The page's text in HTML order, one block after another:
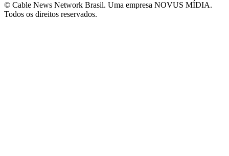
© Cable News Network Brasil. Uma empresa NOVUS MÍDIA.
Todos os direitos reservados.